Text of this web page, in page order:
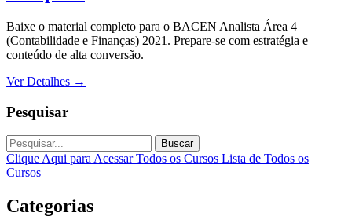
Baixe o material completo para o BACEN Analista Área 4
(Contabilidade e Finanças) 2021. Prepare-se com estratégia e
conteúdo de alta conversão.
Ver Detalhes →
Pesquisar
Buscar
Clique Aqui para Acessar Todos os Cursos Lista de Todos os
Cursos
Categorias